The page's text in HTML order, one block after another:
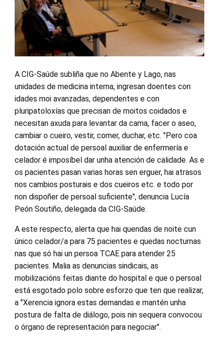
A CIG-Saúde subliña que no Abente y Lago, nas
unidades de medicina interna, ingresan doentes con
idades moi avanzadas, dependentes e con
pluripatoloxías que precisan de moitos coidados e
necesitan axuda para levantar da cama, facer o aseo,
cambiar o cueiro, vestir, comer, duchar, etc. "Pero coa
dotación actual de persoal auxiliar de enfermería e
celador é imposíbel dar unha atención de calidade. As e
os pacientes pasan varias horas sen erguer, hai atrasos
nos cambios posturais e dos cueiros etc. e todo por
non dispoñer de persoal suficiente", denuncia Lucía
Peón Soutiño, delegada da CIG-Saúde.
A este respecto, alerta que hai quendas de noite cun
único celador/a para 75 pacientes e quedas nocturnas
nas que só hai un persoa TCAE para atender 25
pacientes. Malia as denuncias sindicais, as
mobilizacións feitas diante do hospital e que o persoal
está esgotado polo sobre esforzo que ten que realizar,
a "Xerencia ignora estas demandas e mantén unha
postura de falta de diálogo, pois nin sequera convocou
o órgano de representación para negociar".